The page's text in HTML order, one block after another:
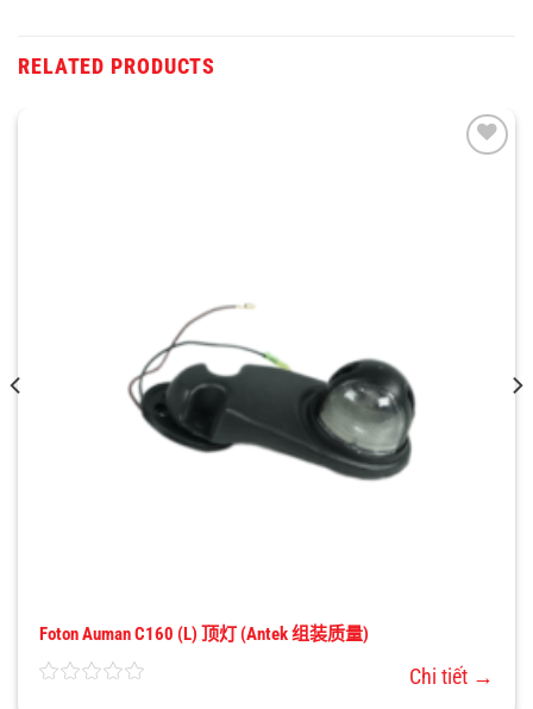
RELATED PRODUCTS
Foton Auman C160 (L) 顶灯 (Antek 组装质量)
Chi tiết →